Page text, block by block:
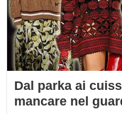
Dal parka ai
mancare nel